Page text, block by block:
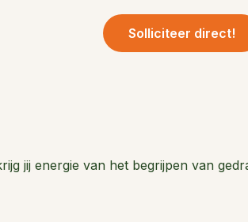
Solliciteer direct!
jij energie van het begrijpen van